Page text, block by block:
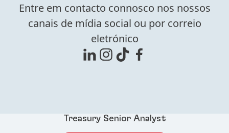
Entre em contacto connosco nos nossos
canais de mídia social ou por correio
eletrónico
Treasury Senior Analyst